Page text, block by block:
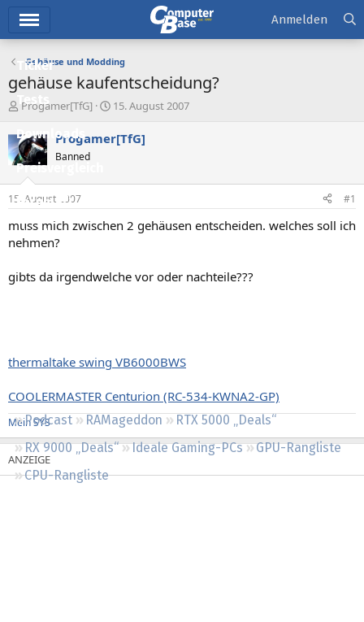
Ticker
Tests
Downloads
Preisvergleich
Forum
Aktuelles
Podcast RAMageddon
RTX 5000 „Deals“
RX 9000 „Deals“
Ideale Gaming-PCs
GPU-Rangliste
CPU-Rangliste
Anmelden
Gehäuse und Modding
gehäuse kaufentscheidung?
E
s
t
e
e
r
Progamer[TfG]
E
s
t
a
15. August 2007
Progamer[TfG]
Banned
15. August 2007 #1
muss mich zwischen 2 gehäusen entscheiden. welches soll ich
nehmen?
gibts da irgendwelche vor oder nachteile???
thermaltake swing VB6000BWS
COOLERMASTER Centurion (RC-534-KWNA2-GP)
Mein SYS